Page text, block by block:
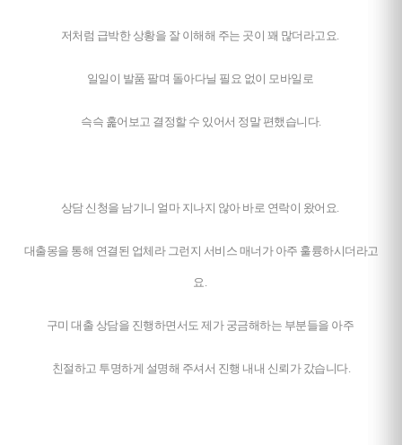
저처럼 급박한 상황을 잘 이해해 주는 곳이 꽤 많더라고요.
일일이 발품 팔며 돌아다닐 필요 없이 모바일로
슥슥 훑어보고 결정할 수 있어서 정말 편했습니다.
상담 신청을 남기니 얼마 지나지 않아 바로 연락이 왔어요.
대출몽을 통해 연결된 업체라 그런지 서비스 매너가 아주 훌륭하시더라고
요.
구미 대출 상담을 진행하면서도 제가 궁금해하는 부분들을 아주
친절하고 투명하게 설명해 주셔서 진행 내내 신뢰가 갔습니다.